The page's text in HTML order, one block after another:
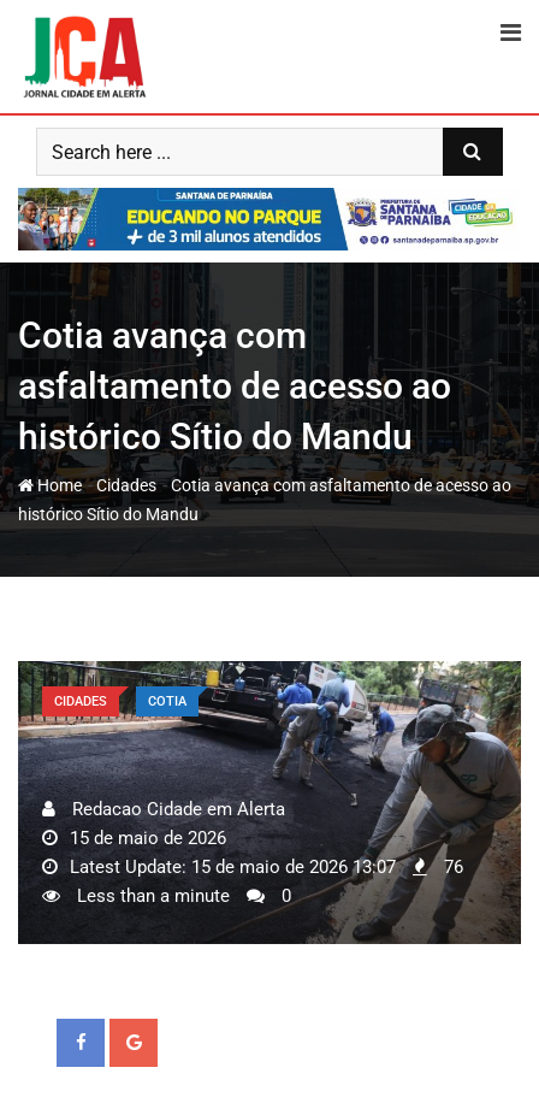
content
Cotia avança com
asfaltamento de acesso ao
histórico Sítio do Mandu
Home-Cidades-Cotia avança com asfaltamento de acesso ao
histórico Sítio do Mandu
CIDADES COTIA
Redacao Cidade em Alerta
15 de maio de 2026
Latest Update: 15 de maio de 2026 13:07
76
Less than a minute
0